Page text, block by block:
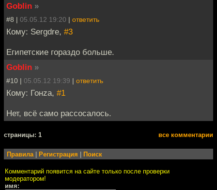
Goblin »
#8 | 05.05.12 19:20 | ответить
Кому: Sergdre, #3
Египетские гораздо больше.
Goblin »
#10 | 05.05.12 19:39 | ответить
Кому: Гонzа, #1
Нет, всё само рассосалось.
cтраницы: 1 все комментарии
Правила Регистрация Поиск
Комментарий появится на сайте только после проверки
модератором!
имя: